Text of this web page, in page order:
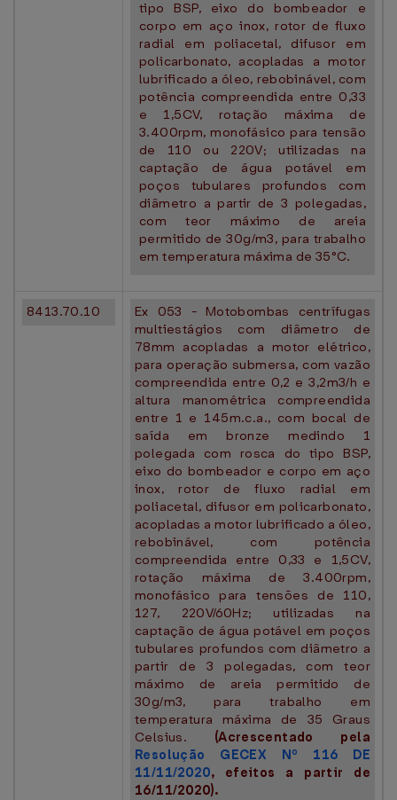
tipo BSP, eixo do bombeador e
corpo em aço inox, rotor de fluxo
radial em poliacetal, difusor em
policarbonato, acopladas a motor
lubrificado a óleo, rebobinável, com
potência compreendida entre 0,33
e 1,5CV, rotação máxima de
3.400rpm, monofásico para tensão
de 110 ou 220V; utilizadas na
captação de água potável em
poços tubulares profundos com
diâmetro a partir de 3 polegadas,
com teor máximo de areia
permitido de 30g/m3, para trabalho
em temperatura máxima de 35°C.
8413.70.10
Ex 053 - Motobombas centrífugas
multiestágios com diâmetro de
78mm acopladas a motor elétrico,
para operação submersa, com vazão
compreendida entre 0,2 e 3,2m3/h e
altura manométrica compreendida
entre 1 e 145m.c.a., com bocal de
saída em bronze medindo 1
polegada com rosca do tipo BSP,
eixo do bombeador e corpo em aço
inox, rotor de fluxo radial em
poliacetal, difusor em policarbonato,
acopladas a motor lubrificado a óleo,
rebobinável, com potência
compreendida entre 0,33 e 1,5CV,
rotação máxima de 3.400rpm,
monofásico para tensões de 110,
127, 220V/60Hz; utilizadas na
captação de água potável em poços
tubulares profundos com diâmetro a
partir de 3 polegadas, com teor
máximo de areia permitido de
30g/m3, para trabalho em
temperatura máxima de 35 Graus
Celsius. (Acrescentado pela
Resolução GECEX Nº 116 DE
11/11/2020, efeitos a partir de
16/11/2020).